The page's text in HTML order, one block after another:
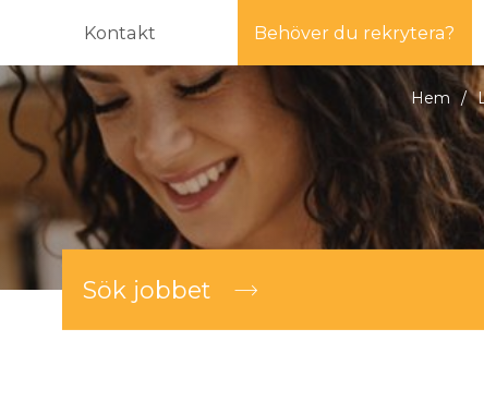
Kontakt Behöver du rekrytera?
Hem /
Sök jobbet